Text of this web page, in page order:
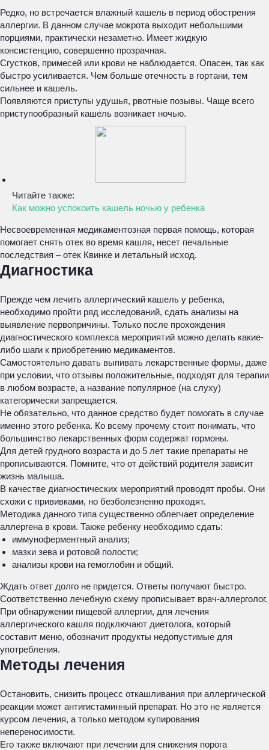
Редко, но встречается влажный кашель в период обострения
аллергии. В данном случае мокрота выходит небольшими
порциями, практически незаметно. Имеет жидкую
консистенцию, совершенно прозрачная.
Сгустков, примесей или крови не наблюдается. Опасен, так как
быстро усиливается. Чем больше отечность в гортани, тем
сильнее и кашель.
Появляются приступы удушья, рвотные позывы. Чаще всего
приступообразный кашель возникает ночью.
Читайте также:
Как можно успокоить кашель ночью у ребенка
Несвоевременная медикаментозная первая помощь, которая
помогает снять отек во время кашля, несет печальные
последствия – отек Квинке и летальный исход.
Диагностика
Прежде чем лечить аллергический кашель у ребенка,
необходимо пройти ряд исследований, сдать анализы на
выявление первопричины. Только после прохождения
диагностического комплекса мероприятий можно делать какие-
либо шаги к приобретению медикаментов.
Самостоятельно давать выпивать лекарственные формы, даже
при условии, что отзывы положительные, подходят для терапии
в любом возрасте, а название популярное (на слуху)
категорически запрещается.
Не обязательно, что данное средство будет помогать в случае
именно этого ребенка. Ко всему прочему стоит понимать, что
большинство лекарственных форм содержат гормоны.
Для детей грудного возраста и до 5 лет такие препараты не
прописываются. Помните, что от действий родителя зависит
жизнь малыша.
В качестве диагностических мероприятий проводят пробы. Они
схожи с прививками, но безболезненно проходят.
Методика данного типа существенно облегчает определение
аллергена в крови. Также ребенку необходимо сдать:
иммуноферментный анализ;
мазки зева и ротовой полости;
анализы крови на гемоглобин и общий.
Ждать ответ долго не придется. Ответы получают быстро.
Соответственно лечебную схему прописывает врач-аллерголог.
При обнаружении пищевой аллергии, для лечения
аллергического кашля подключают диетолога, который
составит меню, обозначит продукты недопустимые для
употребления.
Методы лечения
Остановить, снизить процесс откашливания при аллергической
реакции может антигистаминный препарат. Но это не является
курсом лечения, а только методом купирования
непереносимости.
Его также включают при лечении для снижения порога